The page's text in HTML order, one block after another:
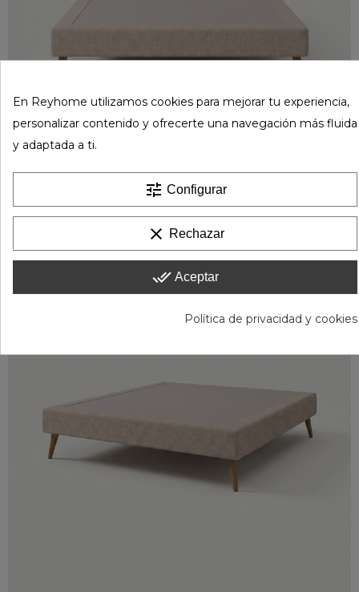
En Reyhome utilizamos cookies para mejorar tu experiencia,
personalizar contenido y ofrecerte una navegación más fluida
y adaptada a ti.
tune Configurar
clear Rechazar
done_all Aceptar
Política de privacidad y cookies